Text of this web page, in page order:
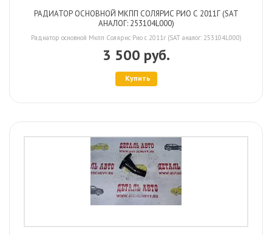
РАДИАТОР ОСНОВНОЙ МКПП СОЛЯРИС РИО С 2011Г (SAT
АНАЛОГ: 253104L000)
Радиатор основной Мкпп Солярис Рио с 2011г (SAT аналог: 253104L000)
3 500 руб.
Купить